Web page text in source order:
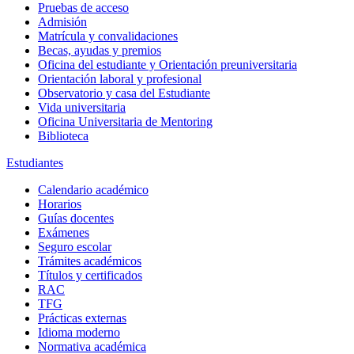
Pruebas de acceso
Admisión
Matrícula y convalidaciones
Becas, ayudas y premios
Oficina del estudiante y Orientación preuniversitaria
Orientación laboral y profesional
Observatorio y casa del Estudiante
Vida universitaria
Oficina Universitaria de Mentoring
Biblioteca
Estudiantes
Calendario académico
Horarios
Guías docentes
Exámenes
Seguro escolar
Trámites académicos
Títulos y certificados
RAC
TFG
Prácticas externas
Idioma moderno
Normativa académica